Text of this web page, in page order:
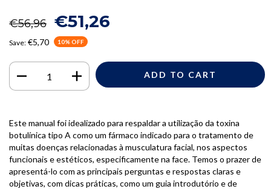
€56,96 €51,26
Save: €5,70 10% OFF
Este manual foi idealizado para respaldar a utilização da toxina
botulínica tipo A como um fármaco indicado para o tratamento de
muitas doenças relacionadas à musculatura facial, nos aspectos
funcionais e estéticos, especificamente na face. Temos o prazer de
apresentá-lo com as principais perguntas e respostas claras e
objetivas, com dicas práticas, como um guia introdutório e de